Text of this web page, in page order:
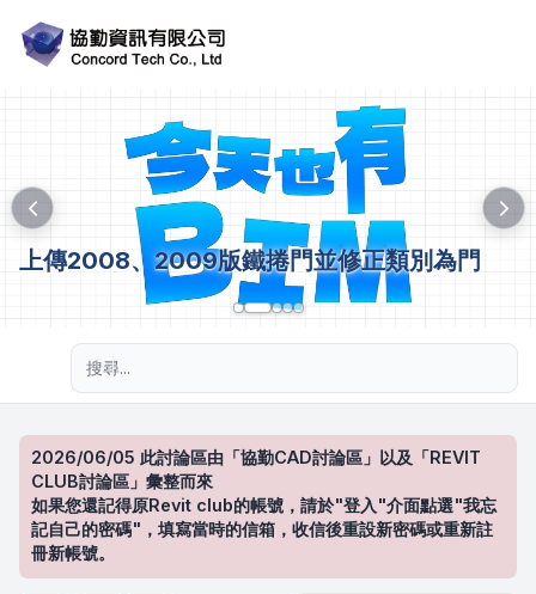
上傳2008、2009版鐵捲門並修正類別為門
2026/06/05 此討論區由「協勤CAD討論區」以及「REVIT
CLUB討論區」彙整而來
如果您還記得原Revit club的帳號，請於"登入"介面點選"我忘
記自己的密碼"，填寫當時的信箱，收信後重設新密碼或重新註
冊新帳號。